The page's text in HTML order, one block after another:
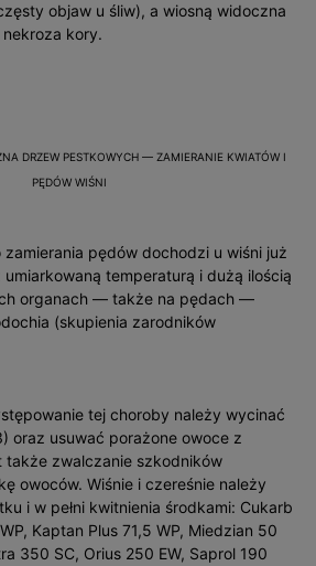
objaw u śliw), a wiosną widoczna
kory.
DRZEW PESTKOWYCH — ZAMIERANIE KWIATÓW I
PĘDÓW WIŚNI
pędów dochodzi u wiśni już
temperaturą i dużą ilością
organach — także na pędach —
(skupienia zarodników
tej choroby należy wycinać
oraz usuwać porażone owoce z
także zwalczanie szkodników
owoców. Wiśnie i czereśnie należy
i w pełni kwitnienia środkami: Cukarb
Kaptan Plus 71,5 WP, Miedzian 50
350 SC, Orius 250 EW, Saprol 190